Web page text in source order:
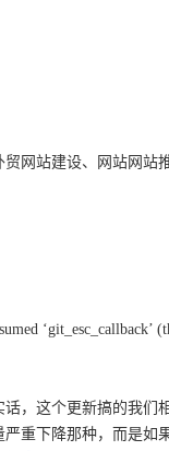
贸网站建设、 网站网站
，这个更新搞的我
重下降那种，而是